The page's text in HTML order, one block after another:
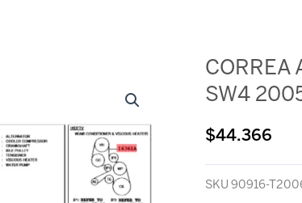
CORREA
SW4
$44.366
SKU 90916-